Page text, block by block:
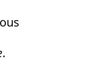
.